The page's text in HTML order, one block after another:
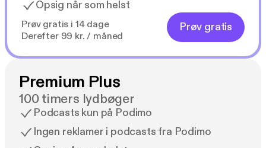
Opsig når som helst
Prøv gratis i 14 dage
Derefter 99 kr. / måned
Prøv gratis
Premium Plus
100 timers lydbøger
Podcasts kun på Podimo
Ingen reklamer i podcasts fra Podimo